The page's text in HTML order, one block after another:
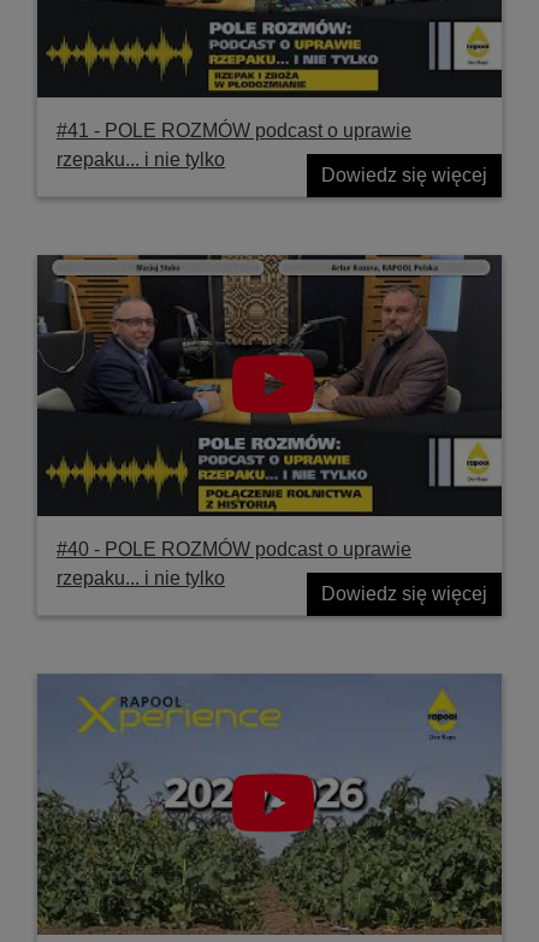
#41 ‐ POLE ROZMÓW podcast o uprawie
rzepaku... i nie tylko
Dowiedz się więcej
#40 ‐ POLE ROZMÓW podcast o uprawie
rzepaku... i nie tylko
Dowiedz się więcej